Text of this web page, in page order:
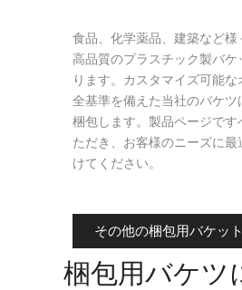
食品、化学薬品、建築など
高品質のプラスチック製バ
ります。カスタマイズ可能
全基準を備えた当社のバケ
梱包します。製品ページで
ただき、お客様のニーズに
けてください。
その他の梱包用バケッ
梱包用バケツ